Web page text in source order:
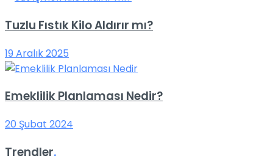
Tuzlu Fıstık Kilo Aldırır mı?
19 Aralık 2025
Emeklilik Planlaması Nedir?
20 Şubat 2024
Trendler.